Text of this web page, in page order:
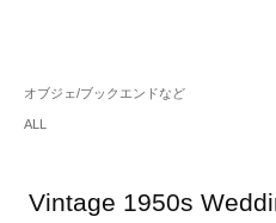
オブジェ/ブックエンドなど
ALL
Vintage 1950s